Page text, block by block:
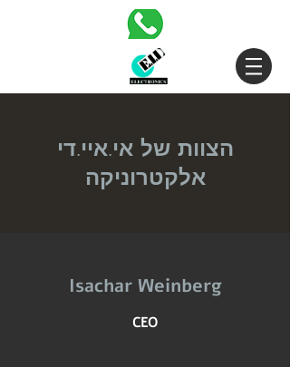
הצוות של אי.איי.די
אלקטרוניקה
Isachar Weinberg
CEO